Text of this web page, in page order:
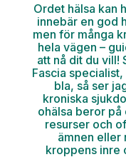
Ordet hälsa kan
innebär en god
men för många
hela vägen –
att nå dit du vill!
Fascia
bla, så ser
kroniska
ohälsa beror på
resurser och
ämnen eller
kroppens inre